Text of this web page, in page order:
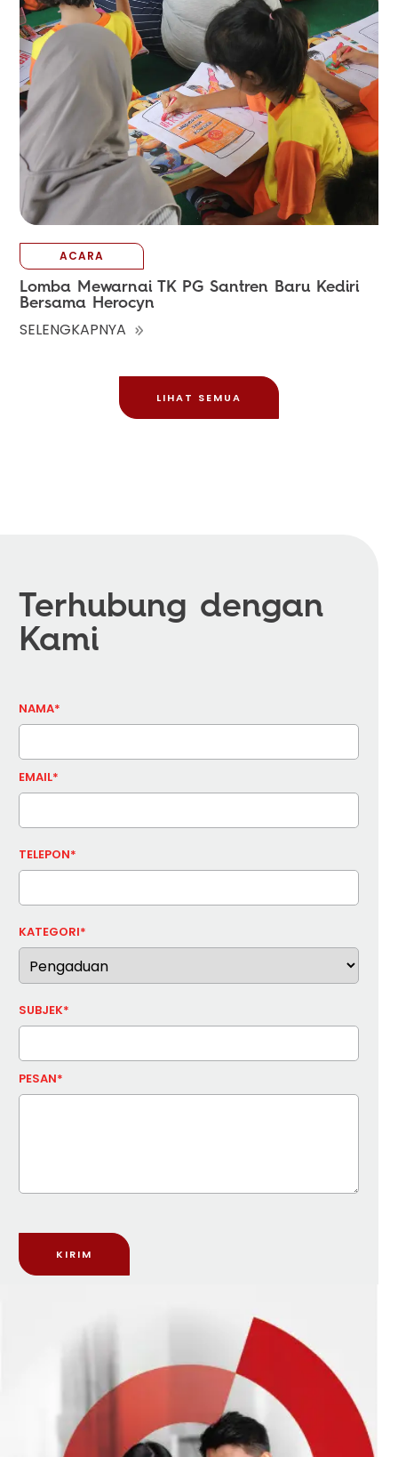
ACARA
Lomba Mewarnai TK PG Santren Baru Kediri
Bersama Herocyn
SELENGKAPNYA
LIHAT SEMUA
Terhubung dengan
Kami
NAMA*
EMAIL*
TELEPON*
KATEGORI*
SUBJEK*
PESAN*
KIRIM